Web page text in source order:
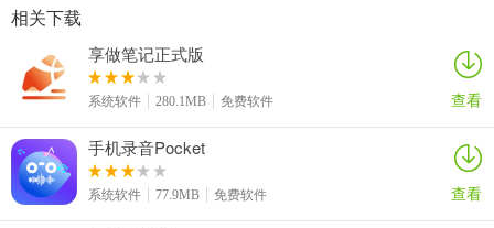
相关下载
享做笔记正式版
系统软件 280.1MB 免费软件 查看
手机录音Pocket
系统软件 77.9MB 免费软件 查看